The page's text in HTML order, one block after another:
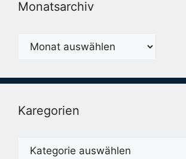
Monatsarchiv
Monatsarchiv
Karegorien
Karegorien